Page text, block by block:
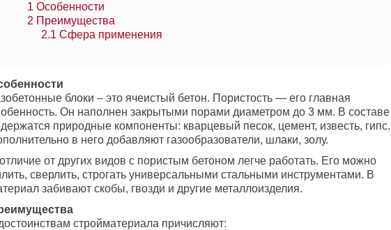
1 Особенности
2 Преимущества
2.1 Сфера применения
блоки – это ячеистый бетон. Пористость — его главная
Он наполнен закрытыми порами диаметром до 3 мм. В составе
природные компоненты: кварцевый песок, цемент, известь, гипс.
в него добавляют газообразователи, шлаки, золу.
от других видов с пористым бетоном легче работать. Его можно
сверлить, строгать универсальными стальными инструментами. В
забивают скобы, гвозди и другие металлоизделия.
стройматериала причисляют: